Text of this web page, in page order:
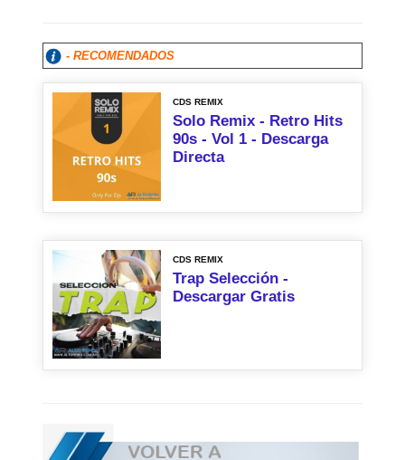
- RECOMENDADOS
CDS REMIX
Solo Remix - Retro Hits
90s - Vol 1 - Descarga
Directa
CDS REMIX
Trap Selección -
Descargar Gratis